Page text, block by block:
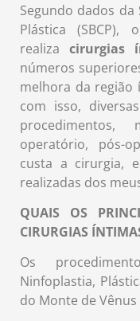
Segundo dados da
Plástica
realiza cirurgias
números
melhora da
com isso,
operatório, pós-
custa a cirurgia,
realizadas dos
QUAIS OS
CIRURGIAS
Os
Ninfoplastia,
do Monte de